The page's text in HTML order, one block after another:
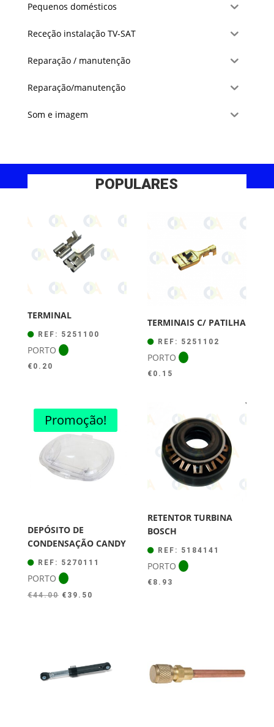
Pequenos domésticos
Receção instalação TV-SAT
Reparação / manutenção
Reparação/manutenção
Som e imagem
POPULARES
TERMINAL
REF: 5251100
PORTO
€ 0.20
TERMINAIS C/ PATILHA
REF: 5251102
PORTO
€ 0.15
Promoção!
DEPÓSITO DE
CONDENSAÇÃO CANDY
REF: 5270111
PORTO
€44.00 O
€ 39.50
RETENTOR TURBINA
BOSCH
REF: 5184141
PORTO
€ 8.93